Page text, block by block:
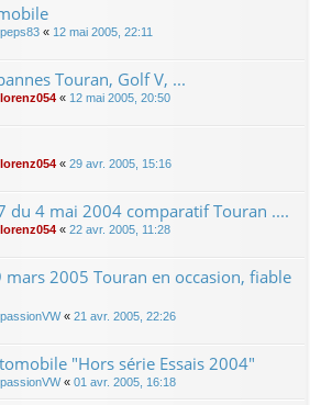
peps83 « 12 mai 2005, 22:11
Touran, Golf V, ...
lorenz054 « 12 mai 2005, 20:50
lorenz054 « 29 avr. 2005, 15:16
du 4 mai 2004 comparatif Touran ....
lorenz054 « 22 avr. 2005, 11:28
mars 2005 Touran en occasion, fiable
passionVW« 21 avr. 2005, 22:26
"Hors série Essais 2004"
passionVW« 01 avr. 2005, 16:18